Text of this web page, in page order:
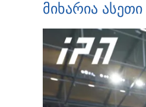
მიხარია